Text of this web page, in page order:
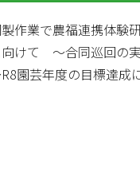
作業で農福連携体験
けて ～合同巡回の
園芸年度の目標達成